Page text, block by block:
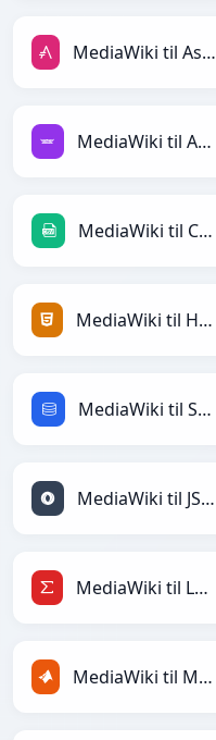
MediaWiki til AsciiDoc
MediaWiki til Avro
MediaWiki til CSV
MediaWiki til HTML
MediaWiki til SQL
MediaWiki til JSON
MediaWiki til LaTeX
MediaWiki til MATLAB